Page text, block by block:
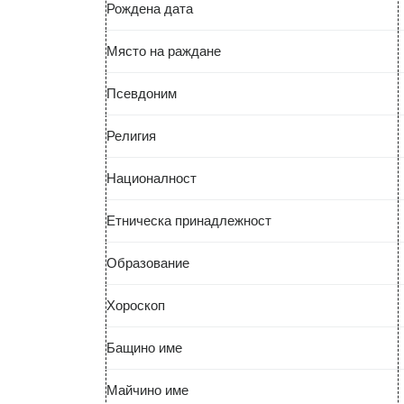
Рождена дата
Място на раждане
Псевдоним
Религия
Националност
Етническа принадлежност
Образование
Хороскоп
Бащино име
Майчино име